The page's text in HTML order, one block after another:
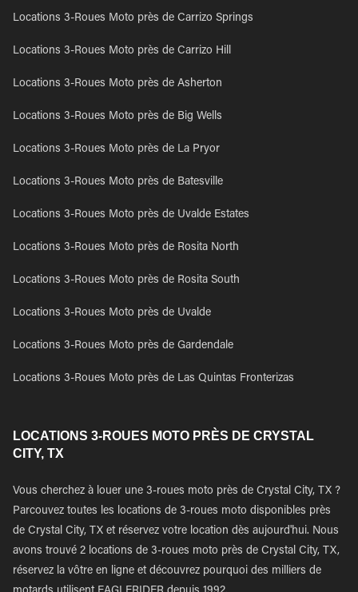
Locations 3-Roues Moto près de Carrizo Springs
Locations 3-Roues Moto près de Carrizo Hill
Locations 3-Roues Moto près de Asherton
Locations 3-Roues Moto près de Big Wells
Locations 3-Roues Moto près de La Pryor
Locations 3-Roues Moto près de Batesville
Locations 3-Roues Moto près de Uvalde Estates
Locations 3-Roues Moto près de Rosita North
Locations 3-Roues Moto près de Rosita South
Locations 3-Roues Moto près de Uvalde
Locations 3-Roues Moto près de Gardendale
Locations 3-Roues Moto près de Las Quintas Fronterizas
LOCATIONS 3-ROUES MOTO PRÈS DE CRYSTAL
CITY, TX
Vous cherchez à louer une 3-roues moto près de Crystal City, TX ?
Parcouvez toutes les locations de 3-roues moto disponibles près
de Crystal City, TX et réservez votre location dès aujourd'hui. Nous
avons trouvé 2 locations de 3-roues moto près de Crystal City, TX,
réservez la vôtre en ligne et découvrez pourquoi des milliers de